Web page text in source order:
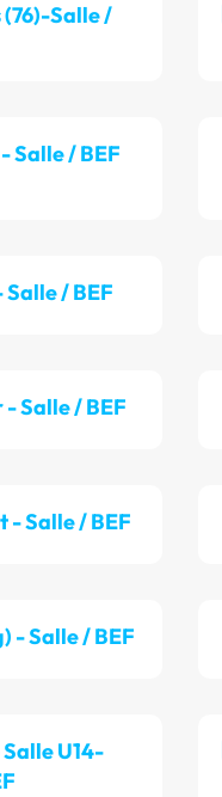
Salle /
Salle / BEF
Salle / BEF
Salle / BEF
- Salle / BEF
- Salle / BEF
U14-